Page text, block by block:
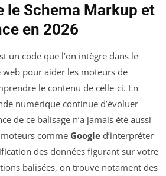
le Schema Markup et
en 2026
un code que l’on intègre dans le
web pour aider les moteurs de
le contenu de celle-ci. En
numérique continue d’évoluer
de ce balisage n’a jamais été aussi
comme Google d’interpréter
des données figurant sur votre
balisées, on trouve notament des